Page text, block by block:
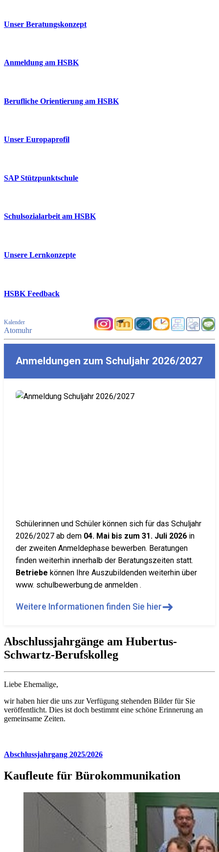
Unser Beratungskonzept
Anmeldung am HSBK
Berufliche Orientierung am HSBK
Unser Europaprofil
SAP Stützpunktschule
Schulsozialarbeit am HSBK
Unsere Lernkonzepte
HSBK Feedback
Kalender
Atomuhr
Anmeldungen zum Schuljahr 2026/2027
Schülerinnen und Schüler können sich für das Schuljahr
2026/2027 ab dem 04. Mai bis zum 31. Juli 2026 in
der zweiten Anmeldephase bewerben. Beratungen
finden weiterhin innerhalb der Beratungszeiten statt.
Betriebe können Ihre Auszubildenden weiterhin über
www. schulbewerbung.de anmelden .
Weitere Informationen finden Sie hier➜
Abschlussjahrgänge am Hubertus-
Schwartz-Berufskolleg
Liebe Ehemalige,
wir haben hier die uns zur Verfügung stehenden Bilder für Sie
veröffentlicht. Dies ist doch bestimmt eine schöne Erinnerung an
gemeinsame Zeiten.
Abschlussjahrgang 2025/2026
Kaufleute für Bürokommunikation